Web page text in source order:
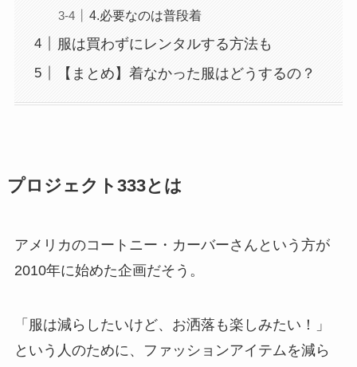
4.必要なのは普段着
服は買わずにレンタルする方法も
【まとめ】着なかった服はどうするの？
プロジェクト333とは
アメリカのコートニー・カーバーさんという方が
2010年に始めた企画だそう。
「服は減らしたいけど、お洒落も楽しみたい！」
という人のために、ファッションアイテムを減ら